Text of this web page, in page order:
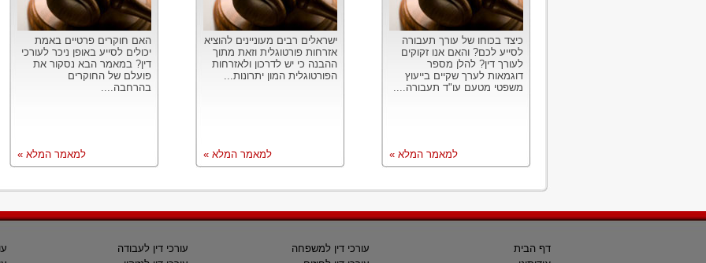
כיצד בכוחו של עורך תעבורה
לסייע לכם? והאם אנו זקוקים
לעורך דין? להלן מספר
דוגמאות לערך שקיים בייעוץ
משפטי מטעם עו"ד תעבורה....
למאמר המלא »
ישראלים רבים מעוניינים להוציא
אזרחות פורטוגלית וזאת מתוך
ההבנה כי יש לדרכון ולאזרחות
הפורטוגלית המון יתרונות...
למאמר המלא »
האם חוקרים פרטיים באמת
יכולים לסייע באופן ניכר לעורכי
דין? במאמר הבא נסקור את
פועלם של החוקרים
בהרחבה....
למאמר המלא »
דף הבית
עורכי דין למשפחה
עורכי דין לעבודה